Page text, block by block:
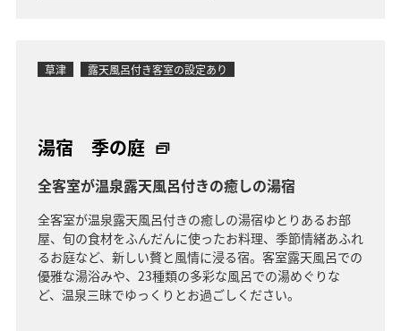
草津 露天風呂付き客室の設定あり
湯宿 季の庭
全客室が温泉露天風呂付きの癒しの湯宿
全客室が温泉露天風呂付きの癒しの湯宿ゆとりあるお部
屋、旬の食材をふんだんに使ったお料理、季節情緒あふれ
るお庭など、新しい贅と風情に浸る宿。客室露天風呂での
優雅な湯浴みや、23種類の多彩な風呂での湯めぐりな
ど、温泉三昧でゆっくりとお過ごしください。